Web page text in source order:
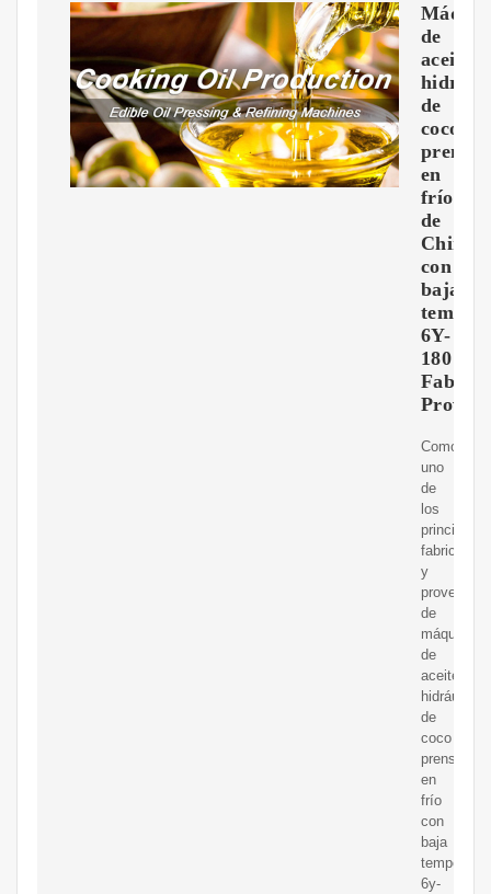
de
aceite
de
coco
en
frío
de
China
con
baja
6Y-
180
Como
uno
de
los
principales
fabricantes
y
de
máquinas
de
aceite
hidráulico
de
coco
prensado
en
frío
con
baja
6y-